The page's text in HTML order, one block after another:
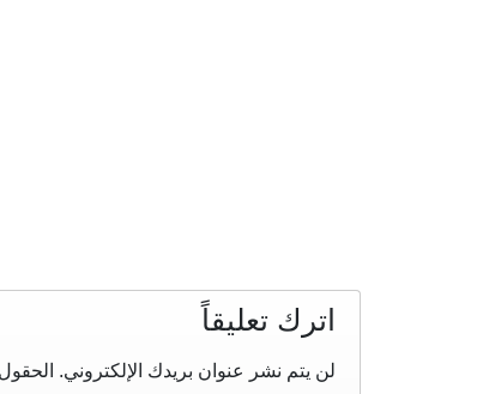
اترك تعليقاً
لن يتم نشر عنوان بريدك الإلكتروني.